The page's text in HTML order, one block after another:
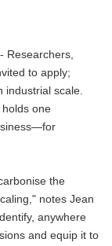
Researchers,
to apply;
industrial scale.
holds one
the
notes Jean
anywhere
and equip it to